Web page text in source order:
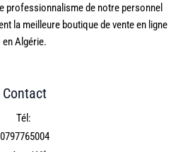
professionnalisme de notre personnel
la meilleure boutique de vente en ligne
en Algérie.
Contact
Tél:
0797765004